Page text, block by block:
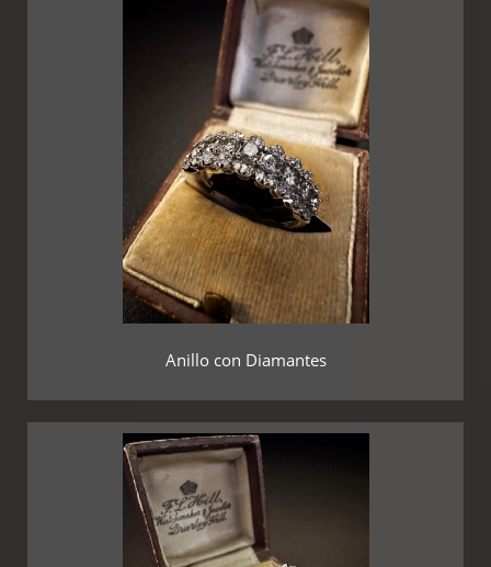
Anillo con Diamantes